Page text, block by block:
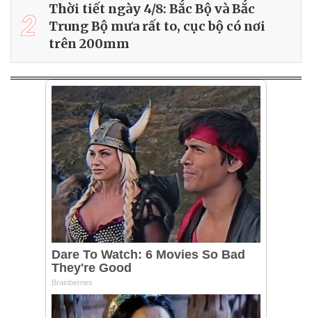
2
Thời tiết ngày 4/8: Bắc Bộ và Bắc
Trung Bộ mưa rất to, cục bộ có nơi
trên 200mm